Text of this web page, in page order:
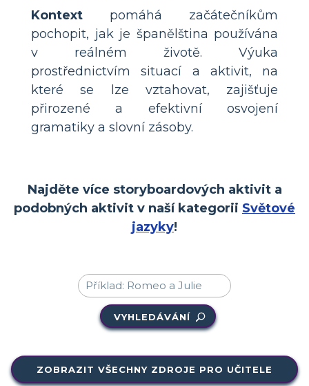
Kontext pomáhá začátečníkům
pochopit, jak je španělština používána
v reálném životě. Výuka
prostřednictvím situací a aktivit, na
které se lze vztahovat, zajišťuje
přirozené a efektivní osvojení
gramatiky a slovní zásoby.
Najděte více storyboardových aktivit a
podobných aktivit v naší kategorii Světové
jazyky!
VYHLEDÁVÁNÍ
ZOBRAZIT VŠECHNY ZDROJE PRO UČITELE